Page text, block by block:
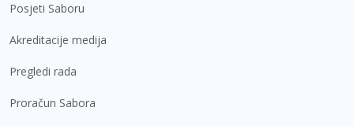
Posjeti Saboru
Akreditacije medija
Pregledi rada
Proračun Sabora